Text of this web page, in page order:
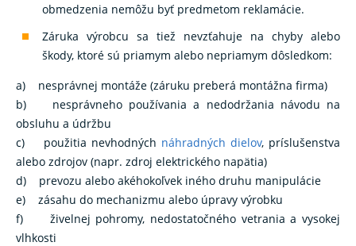
obmedzenia nemôžu byť predmetom reklamácie.
Záruka výrobcu sa tiež nevzťahuje na chyby alebo
škody, ktoré sú priamym alebo nepriamym dôsledkom:
a) nesprávnej montáže (záruku preberá montážna firma)
b) nesprávneho používania a nedodržania návodu na
obsluhu a údržbu
c) použitia nevhodných náhradných dielov, príslušenstva
alebo zdrojov (napr. zdroj elektrického napätia)
d) prevozu alebo akéhokoľvek iného druhu manipulácie
e) zásahu do mechanizmu alebo úpravy výrobku
f) živelnej pohromy, nedostatočného vetrania a vysokej
vlhkosti